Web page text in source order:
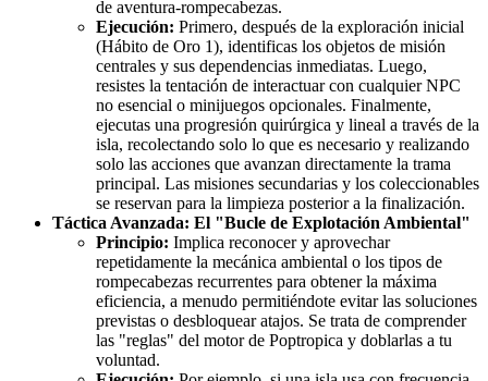
de aventura-rompecabezas.
Ejecución: Primero, después de la exploración inicial
(Hábito de Oro 1), identificas los objetos de misión
centrales y sus dependencias inmediatas. Luego,
resistes la tentación de interactuar con cualquier NPC
no esencial o minijuegos opcionales. Finalmente,
ejecutas una progresión quirúrgica y lineal a través de la
isla, recolectando solo lo que es necesario y realizando
solo las acciones que avanzan directamente la trama
principal. Las misiones secundarias y los coleccionables
se reservan para la limpieza posterior a la finalización.
Táctica Avanzada: El "Bucle de Explotación Ambiental"
Principio: Implica reconocer y aprovechar
repetidamente la mecánica ambiental o los tipos de
rompecabezas recurrentes para obtener la máxima
eficiencia, a menudo permitiéndote evitar las soluciones
previstas o desbloquear atajos. Se trata de comprender
las "reglas" del motor de Poptropica y doblarlas a tu
voluntad.